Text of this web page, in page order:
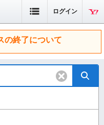
ログイン
の終了について